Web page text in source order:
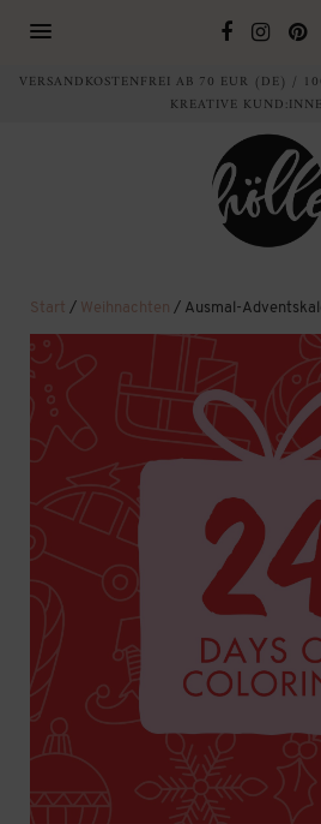
VERSANDKOSTENFREI AB 70 EUR (DE) /
KREATIVE
Start / Weihnachten / Ausmal-